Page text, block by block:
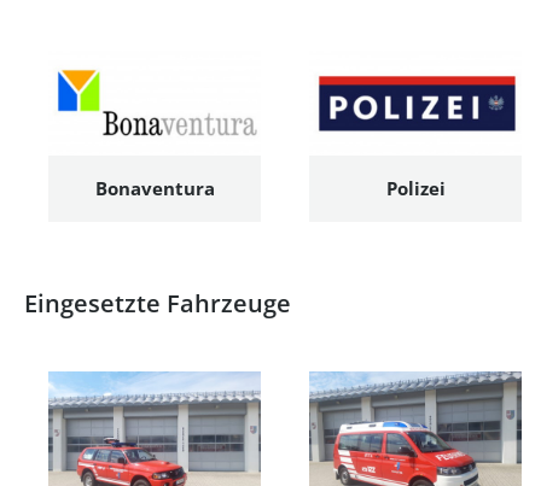
Bonaventura Polizei
Eingesetzte Fahrzeuge